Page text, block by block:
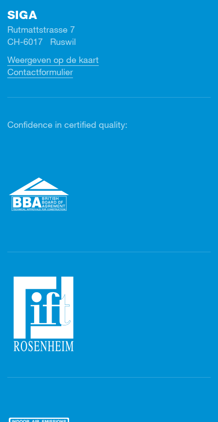
SIGA
Rutmattstrasse 7
CH-6017 Ruswil
Weergeven op de kaart
Contactformulier
Confidence in certified quality: